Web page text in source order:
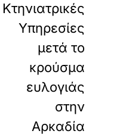
Κτηνιατρικές
Υπηρεσίες
μετά το
κρούσμα
ευλογιάς
στην
Αρκαδία